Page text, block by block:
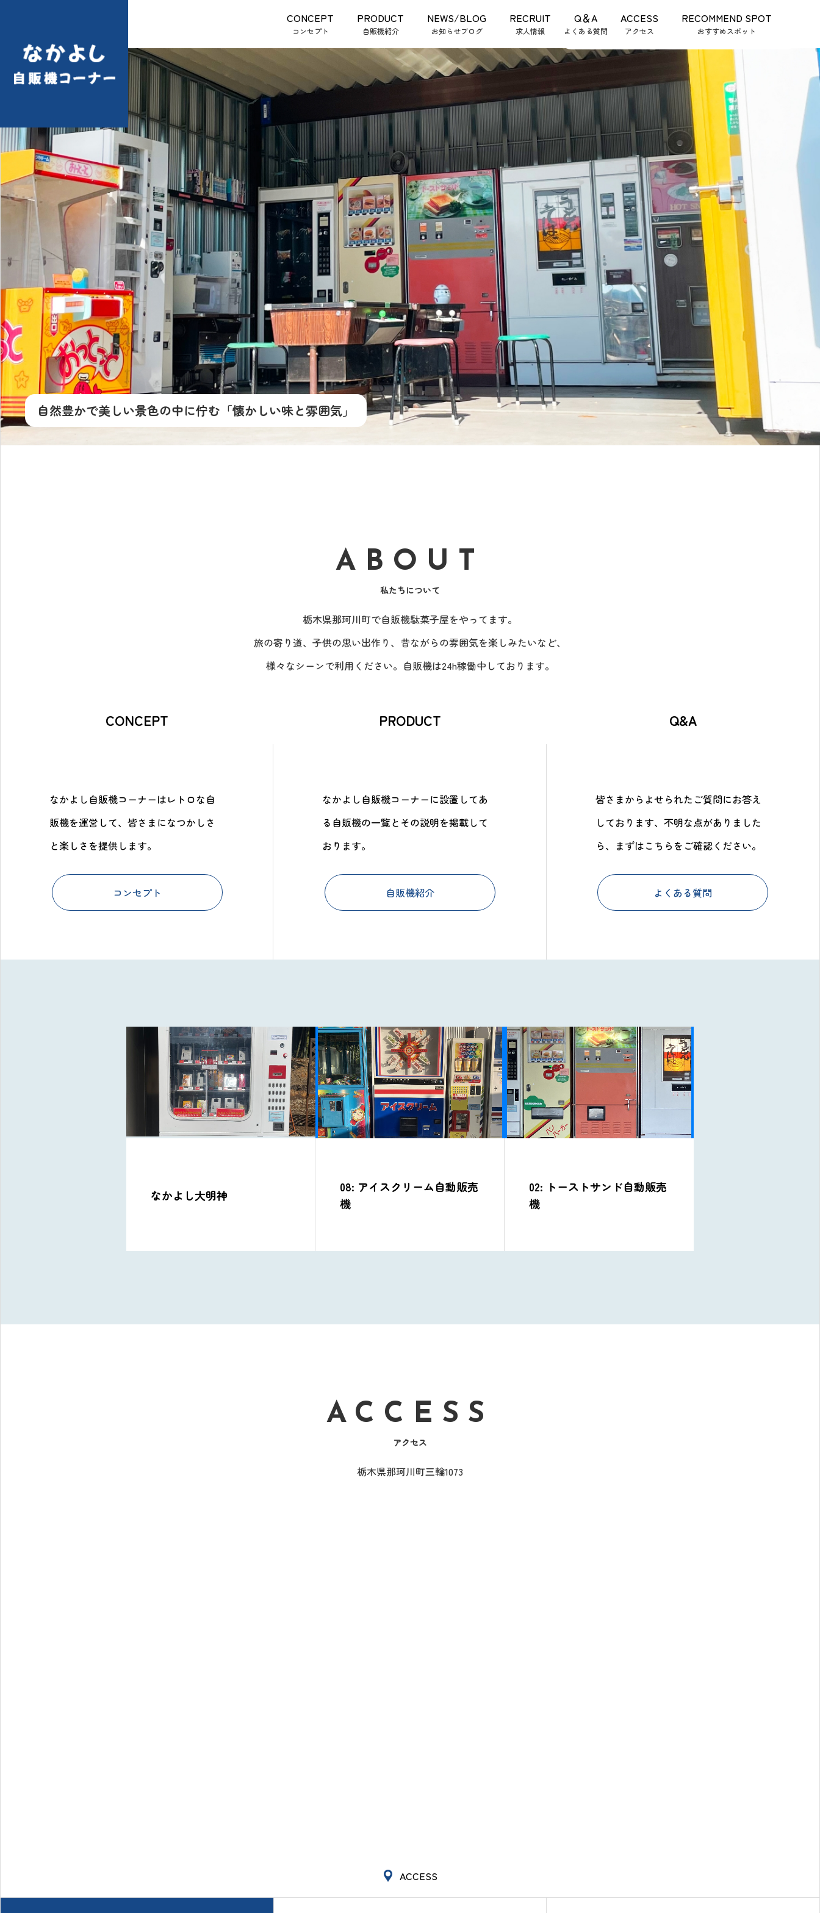
CONCEPT PRODUCT NEWS/BLOG RECRUIT Q＆A ACCESS RECOMMEND SPOT
定点カメラ
Twitter
劣情レトロ
ゲーム倶楽部
自然豊かで美しい景色の中に佇む 「懐かしい味と雰囲気」
2023.05.29 ホームページを公開しました
ABOUT
私たちについて
栃木県那珂川町で自販機駄菓子屋をやってます。
旅の寄り道、子供の思い出作り、昔ながらの雰囲気を楽しみたいなど、
様々なシーンで利用ください。自販機は24h稼働中しております。
CONCEPT
なかよし自販機コーナーはレトロな自
販機を運営して、皆さまになつかしさ
と楽しさを提供します。
コンセプト
PRODUCT
なかよし自販機コーナーに設置してあ
る自販機の一覧とその説明を掲載して
おります。
自販機紹介
Q&A
皆さまからよせられたご質問にお答え
しております、不明な点がありました
ら、まずはこちらをご確認ください。
よくある質問
機
02: トーストサンド自動販売
機
10: カップ麺自動販売機
ACCESS
アクセス
栃木県那珂川町三輪1073
ACCESS